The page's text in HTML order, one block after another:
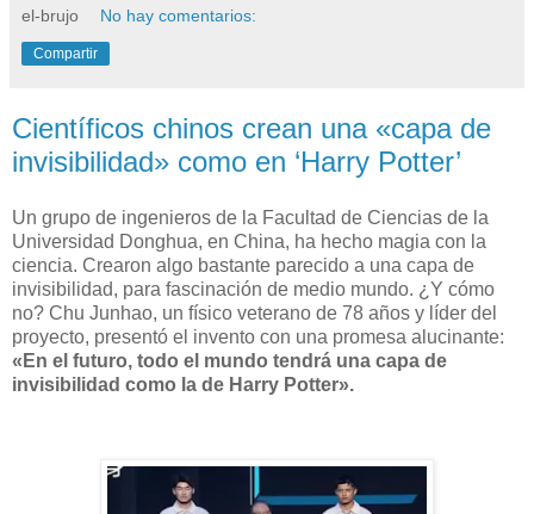
el-brujo No hay comentarios:
Compartir
Científicos chinos crean una «capa de
invisibilidad» como en ‘Harry Potter’
Un grupo de ingenieros de la Facultad de Ciencias de la
Universidad Donghua, en China, ha hecho magia con la
ciencia. Crearon algo bastante parecido a una capa de
invisibilidad, para fascinación de medio mundo. ¿Y cómo
no? Chu Junhao, un físico veterano de 78 años y líder del
proyecto, presentó el invento con una promesa alucinante:
«En el futuro, todo el mundo tendrá una capa de
invisibilidad como la de Harry Potter».